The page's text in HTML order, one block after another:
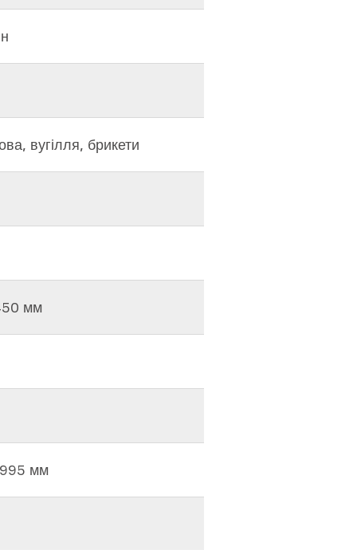
вугілля, брикети
мм
мм